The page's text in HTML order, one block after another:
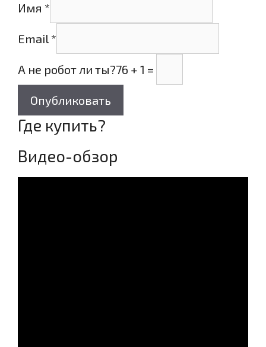
Имя *
Email *
А не робот ли ты?76 + 1 =
Опубликовать
Где купить?
Видео-обзор